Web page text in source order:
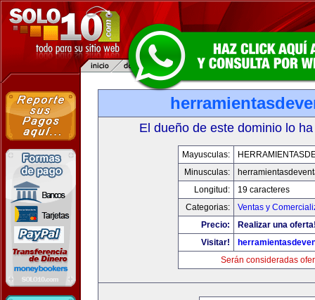
El dueño de este dominio lo
Mayusculas:
Minusculas:
Longitud:
19 caracteres
Categorias:
Ventas y
Precio:
Realizar una
Visitar!
Serán consideradas